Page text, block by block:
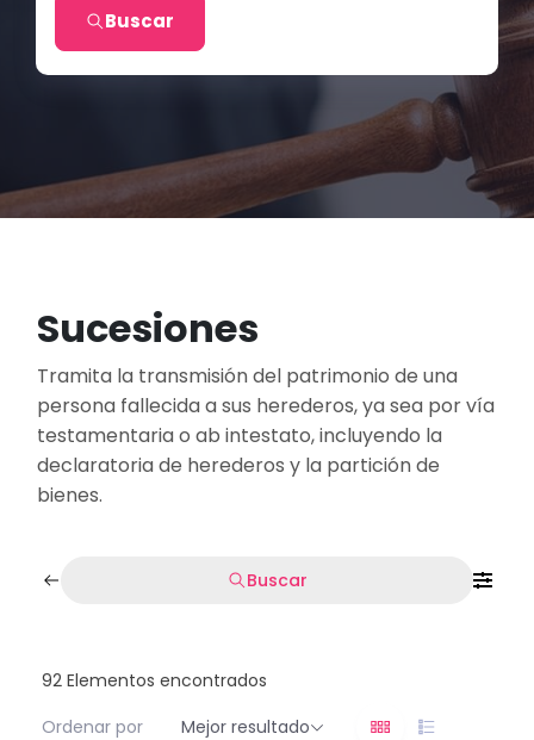
Buscar
Sucesiones
Tramita la transmisión del patrimonio de una
persona fallecida a sus herederos, ya sea por vía
testamentaria o ab intestato, incluyendo la
declaratoria de herederos y la partición de
bienes.
Buscar
92 Elementos encontrados
Ordenar por
Mejor resultado